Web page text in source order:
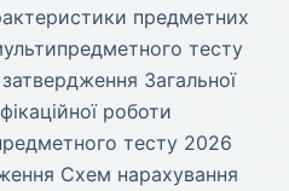
предметних
тесту
Загальної
роботи
тесту 2026
Схем нарахування